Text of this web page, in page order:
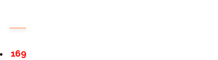
169